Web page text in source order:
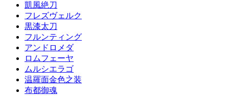
凱風絶刀
フレズヴェルク
黒漆太刀
フルンティング
アンドロメダ
ロムフェーヤ
ムルシエラゴ
温羅面金色之装
布都御魂